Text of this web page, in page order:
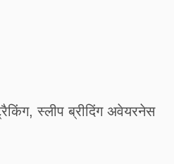
स्लीप ब्रीदिंग अवेयरनेस